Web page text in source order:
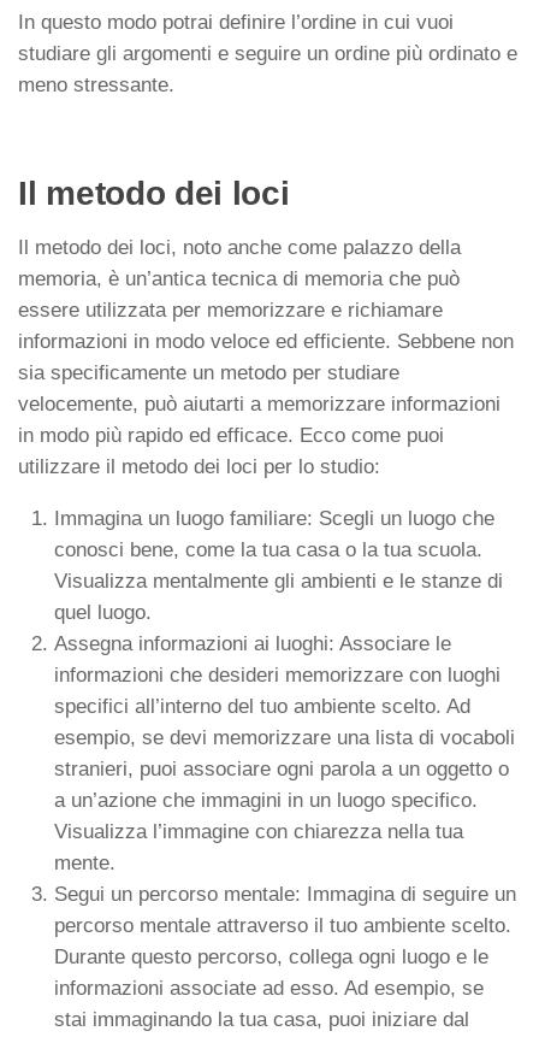
In questo modo potrai definire l’ordine in cui vuoi
studiare gli argomenti e seguire un ordine più ordinato e
meno stressante.
Il metodo dei loci
Il metodo dei loci, noto anche come palazzo della
memoria, è un’antica tecnica di memoria che può
essere utilizzata per memorizzare e richiamare
informazioni in modo veloce ed efficiente. Sebbene non
sia specificamente un metodo per studiare
velocemente, può aiutarti a memorizzare informazioni
in modo più rapido ed efficace. Ecco come puoi
utilizzare il metodo dei loci per lo studio:
Immagina un luogo familiare: Scegli un luogo che
conosci bene, come la tua casa o la tua scuola.
Visualizza mentalmente gli ambienti e le stanze di
quel luogo.
Assegna informazioni ai luoghi: Associare le
informazioni che desideri memorizzare con luoghi
specifici all’interno del tuo ambiente scelto. Ad
esempio, se devi memorizzare una lista di vocaboli
stranieri, puoi associare ogni parola a un oggetto o
a un’azione che immagini in un luogo specifico.
Visualizza l’immagine con chiarezza nella tua
mente.
Segui un percorso mentale: Immagina di seguire un
percorso mentale attraverso il tuo ambiente scelto.
Durante questo percorso, collega ogni luogo e le
informazioni associate ad esso. Ad esempio, se
stai immaginando la tua casa, puoi iniziare dal